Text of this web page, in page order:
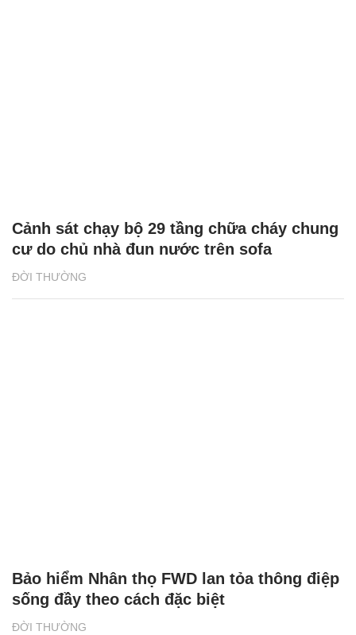
ĐỜI THƯỜNG
Cảnh sát chạy bộ 29 tầng chữa cháy chung
cư do chủ nhà đun nước trên sofa
ĐỜI THƯỜNG
Bảo hiểm Nhân thọ FWD lan tỏa thông điệp
sống đầy theo cách đặc biệt